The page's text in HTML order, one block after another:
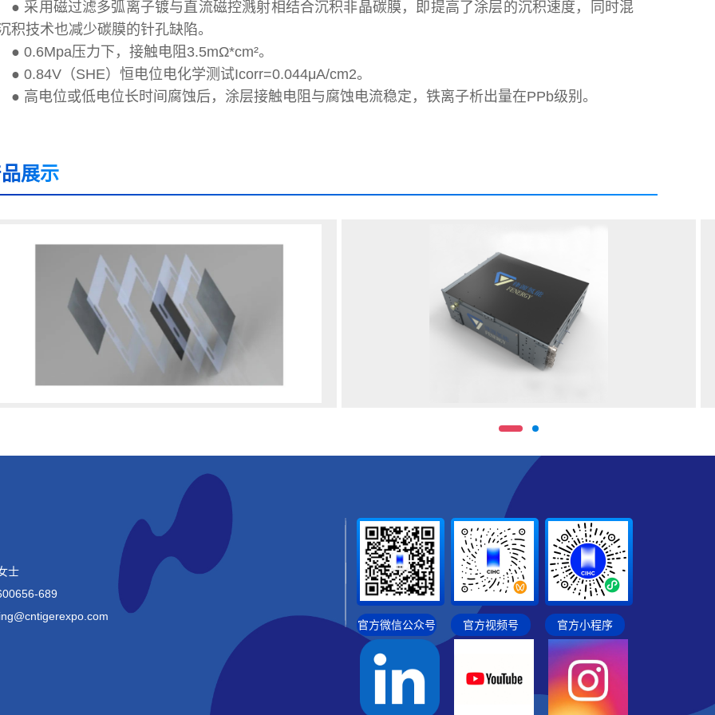
● 采用磁过滤多弧离子镀与直流磁控溅射相结合沉积非晶碳膜，即提高了涂层的沉积速度，同时混
积技术也减少碳膜的针孔缺陷。
● 0.6Mpa压力下，接触电阻3.5mΩ*cm²。
● 0.84V（SHE）恒电位电化学测试Icorr=0.044μA/cm2。
● 高电位或低电位长时间腐蚀后，涂层接触电阻与腐蚀电流稳定，铁离子析出量在PPb级别。
展示
士
689
cntigerexpo.com
官方微信公众号 官方视频号 官方小程序